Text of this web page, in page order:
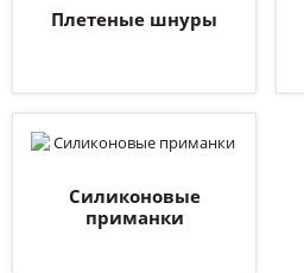
Плетеные шнуры
Силиконовые
приманки